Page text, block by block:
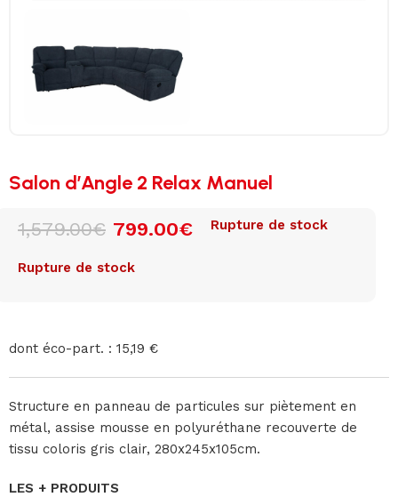
Salon d’Angle 2 Relax Manuel
1,579.00€ 799.00€ Rupture de stock
Rupture de stock
dont éco-part. : 15,19 €
Structure en panneau de particules sur piètement en
métal, assise mousse en polyuréthane recouverte de
tissu coloris gris clair, 280x245x105cm.
LES + PRODUITS